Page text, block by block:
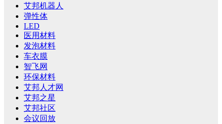
艾邦机器人
弹性体
LED
医用材料
发泡材料
车衣膜
智飞网
环保材料
艾邦人才网
艾邦之星
艾邦社区
会议回放